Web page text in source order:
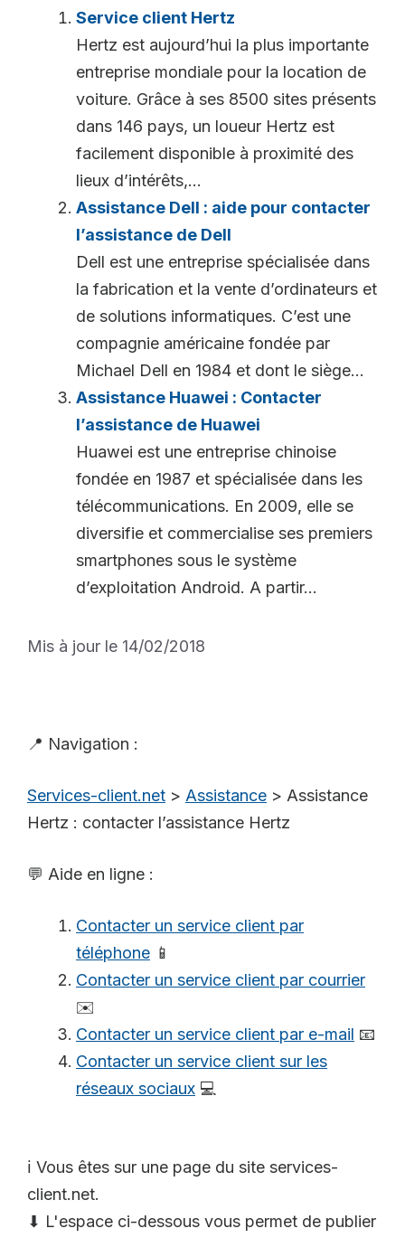
Service client Hertz
Hertz est aujourd’hui la plus importante
entreprise mondiale pour la location de
voiture. Grâce à ses 8500 sites présents
dans 146 pays, un loueur Hertz est
facilement disponible à proximité des
lieux d’intérêts,...
Assistance Dell : aide pour contacter
l’assistance de Dell
Dell est une entreprise spécialisée dans
la fabrication et la vente d’ordinateurs et
de solutions informatiques. C’est une
compagnie américaine fondée par
Michael Dell en 1984 et dont le siège...
Assistance Huawei : Contacter
l’assistance de Huawei
Huawei est une entreprise chinoise
fondée en 1987 et spécialisée dans les
télécommunications. En 2009, elle se
diversifie et commercialise ses premiers
smartphones sous le système
d’exploitation Android. A partir...
Mis à jour le 14/02/2018
📍 Navigation :
Services-client.net > Assistance > Assistance
Hertz : contacter l’assistance Hertz
💬 Aide en ligne :
Contacter un service client par
téléphone 📱
Contacter un service client par courrier
✉️
Contacter un service client par e-mail 📧
Contacter un service client sur les
réseaux sociaux 💻
ℹ️ Vous êtes sur une page du site services-
client.net.
⬇ L'espace ci-dessous vous permet de publier